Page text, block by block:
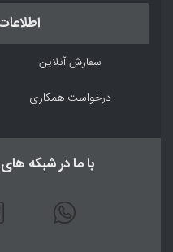
سفارش آنلاین
درخواست همکاری
با ما در شبکه